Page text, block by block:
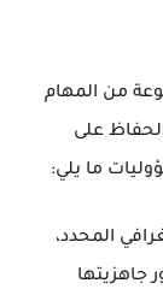
من المهام
على
ما يلي:
المحدد،
جاهزيتها